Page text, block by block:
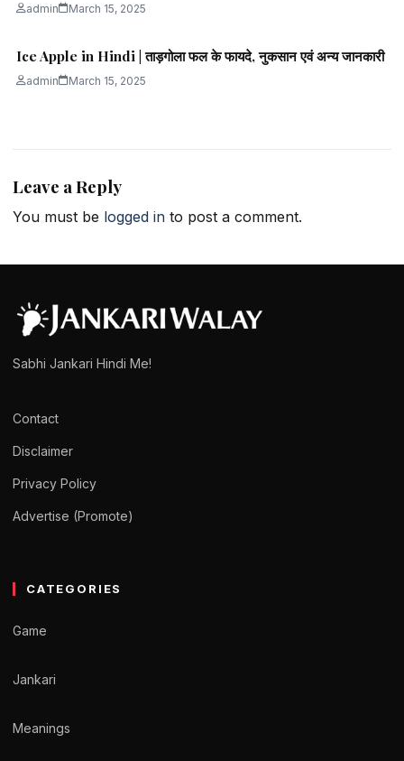
admin March 15, 2025
Ice Apple in Hindi | ताड़गोला फल के फायदे, नुकसान एवं अन्य जानकारी
admin March 15, 2025
Leave a Reply
You must be logged in to post a comment.
Sabhi Jankari Hindi Me!
Contact
Disclaimer
Privacy Policy
Advertise (Promote)
CATEGORIES
Game
Jankari
Meanings